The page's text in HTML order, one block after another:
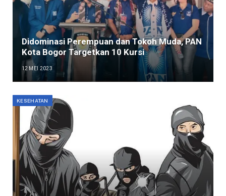
Didominasi Perempuan dan Tokoh Muda, PAN
Kota Bogor Targetkan 10 Kursi
12 MEI 2023
KESEHATAN